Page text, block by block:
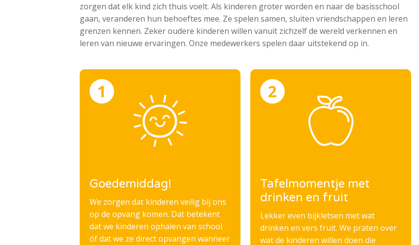
zorgen dat elk kind zich thuis voelt. Als kinderen groter worden en naar de basisschool
gaan, veranderen hun behoeftes mee. Ze spelen samen, sluiten vriendschappen en leren
grenzen kennen. Zeker oudere kinderen willen vanuit zichzelf de wereld verkennen en
leren van nieuwe ervaringen. Onze medewerkers spelen daar uitstekend op in.
Goedemiddag!
We zorgen dat kinderen veilig bij ons
op de opvang komen. Dat betekent
dat we kinderen ophalen van school
óf dat we ze direct opvangen wanneer
Tafelmomentje met
drinken en fruit
Lekker even bijkletsen met wat
drinken en vers fruit. We praten over
wat de kinderen willen doen die